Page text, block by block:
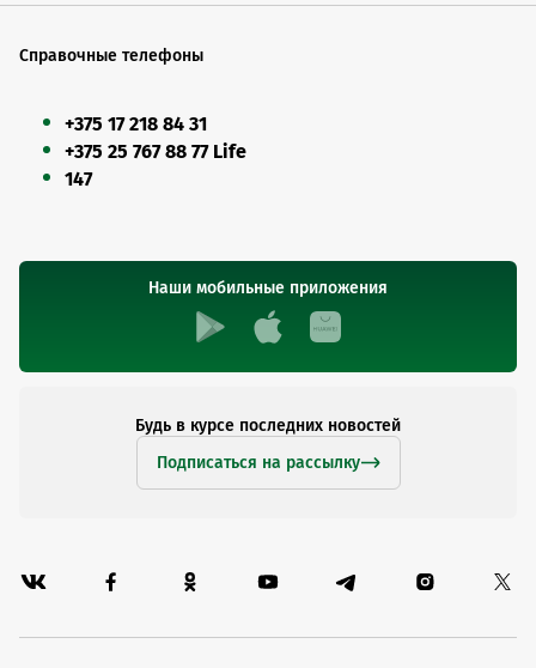
Справочные телефоны
+375 17 218 84 31
+375 25 767 88 77 Life
147
Наши мобильные приложения
Будь в курсе последних новостей
Подписаться на рассылку